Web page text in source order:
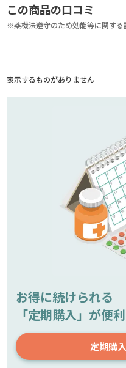
この商品の口コミ
※薬機法遵守のため効能等に関す
表示するものがありません
お得に続けられる
「定期購入」が便利
定期購